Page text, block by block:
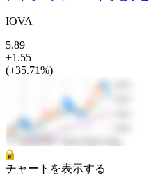
IOVA
5.89
+1.55
(+35.71%)
チャートを表示する